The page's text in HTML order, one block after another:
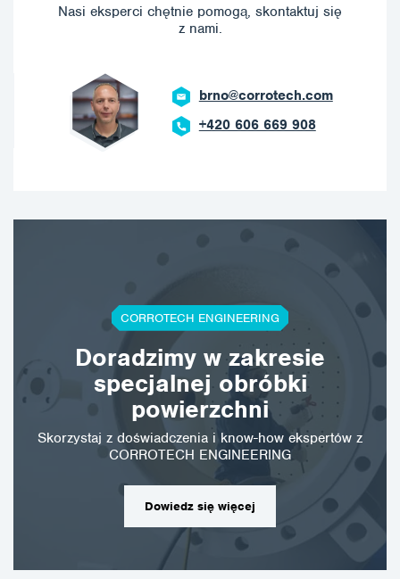
Nasi eksperci chętnie pomogą, skontaktuj się
z nami.
brno@corrotech.com
+420 606 669 908
CORROTECH ENGINEERING
Doradzimy w zakresie
specjalnej obróbki
powierzchni
Skorzystaj z doświadczenia i know-how ekspertów z
CORROTECH ENGINEERING
Dowiedz się więcej